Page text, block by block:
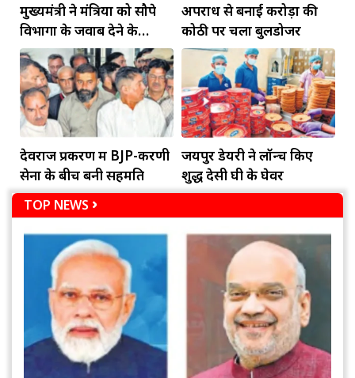
मुख्यमंत्री ने मंत्रियों को सौपे
विभागों के जवाब देने के
दायित्व
अपराध से बनाई करोड़ों की
कोठी पर चला बुलडोजर
देवराज प्रकरण में BJP-करणी
सेना के बीच बनी सहमति
जयपुर डेयरी ने लॉन्च किए
शुद्ध देसी घी के घेवर
TOP NEWS